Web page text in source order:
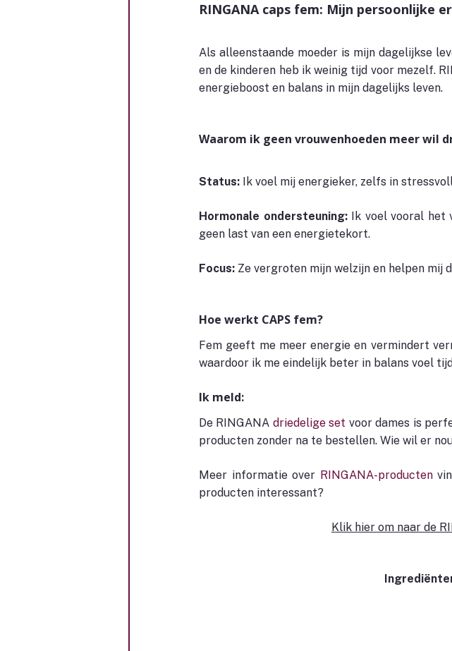
RINGANA caps fem: Mijn persoonlijke
Als alleenstaande moeder is mijn dagelijkse
en de kinderen heb ik weinig tijd voor mezelf.
energieboost en balans in mijn dagelijks leven.
Waarom ik geen vrouwenhoeden meer wil
Status: Ik voel mij energieker, zelfs in
Hormonale ondersteuning:
Ik voel vooral
geen last van een energietekort.
Focus: Ze vergroten mijn welzijn en helpen mij
Hoe werkt CAPS fem?
Fem geeft me meer energie en vermindert
waardoor ik me eindelijk beter in balans voel
Ik meld:
De RINGANA driedelige set voor dames is
producten zonder na te bestellen. Wie wil er
Meer informatie over RINGANA-producten
producten interessant?
Klik hier om naar de